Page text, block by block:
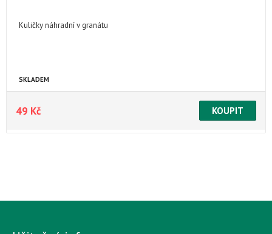
Kuličky náhradní v granátu
SKLADEM
49 Kč